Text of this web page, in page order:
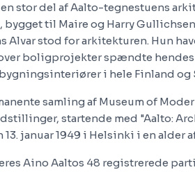
stor del af Aalto-tegnestuens
bygget til Maire og Harry
stod for arkitekturen. Hun
boligprojekter spændte
i hele Finland og
samling af Museum of
startende med "Aalto:
januar 1949 i Helsinki i en alder
Aino Aaltos 48 registrerede